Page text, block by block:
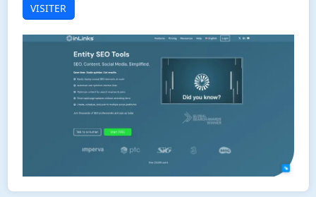
VISITER